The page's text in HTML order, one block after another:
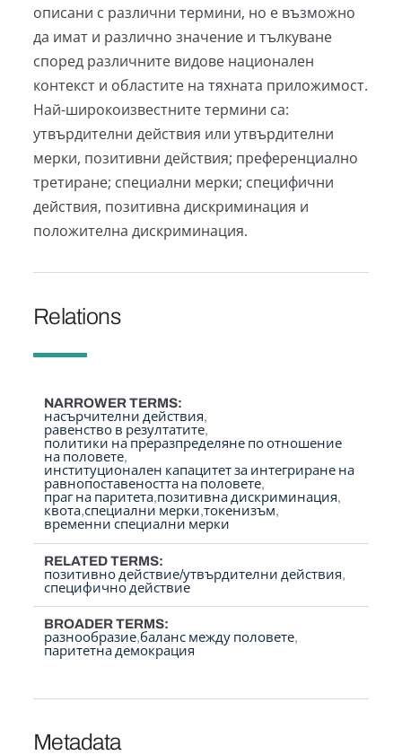
описани с различни термини, но е възможно
да имат и различно значение и тълкуване
според различните видове национален
контекст и областите на тяхната приложимост.
Най-широкоизвестните термини са:
утвърдителни действия или утвърдителни
мерки, позитивни действия; преференциално
третиране; специални мерки; специфични
действия, позитивна дискриминация и
положителна дискриминация.
Relations
NARROWER TERMS
насърчителни действия
равенство в резултатите
политики на преразпределяне по отношение
на половете
институционален капацитет за интегриране на
равнопоставеността на половете
праг на паритета позитивна дискриминация
квота специални мерки токенизъм
временни специални мерки
RELATED TERMS
позитивно действие/утвърдителни действия
специфично действие
BROADER TERMS
разнообразие баланс между половете
паритетна демокрация
Metadata